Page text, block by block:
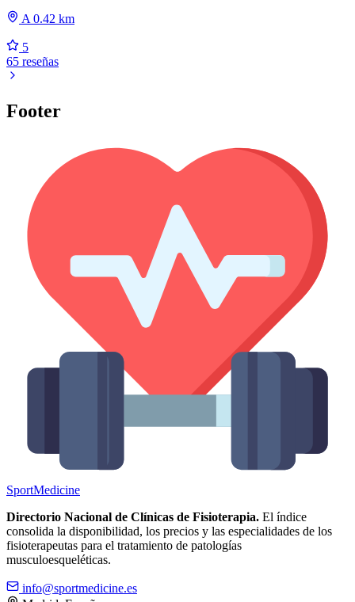
A 0.42 km
5
65 reseñas
Footer
SportMedicine
Directorio Nacional de Clínicas de Fisioterapia. El índice
consolida la disponibilidad, los precios y las especialidades de los
fisioterapeutas para el tratamiento de patologías
musculoesqueléticas.
info@sportmedicine.es